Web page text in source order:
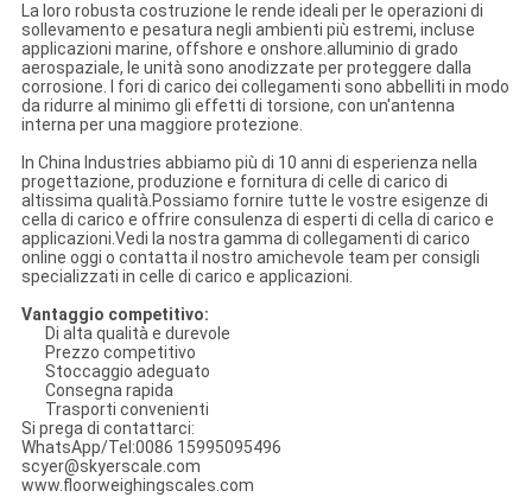
La loro robusta costruzione le rende ideali per le operazioni di
sollevamento e pesatura negli ambienti più estremi, incluse
applicazioni marine, offshore e onshore.alluminio di grado
aerospaziale, le unità sono anodizzate per proteggere dalla
corrosione. I fori di carico dei collegamenti sono abbelliti in modo
da ridurre al minimo gli effetti di torsione, con un'antenna
interna per una maggiore protezione.
In China Industries abbiamo più di 10 anni di esperienza nella
progettazione, produzione e fornitura di celle di carico di
altissima qualità.Possiamo fornire tutte le vostre esigenze di
cella di carico e offrire consulenza di esperti di cella di carico e
applicazioni.Vedi la nostra gamma di collegamenti di carico
online oggi o contatta il nostro amichevole team per consigli
specializzati in celle di carico e applicazioni.
Vantaggio competitivo:
Di alta qualità e durevole
Prezzo competitivo
Stoccaggio adeguato
Consegna rapida
Trasporti convenienti
Si prega di contattarci:
WhatsApp/Tel:0086 15995095496
scyer@skyerscale.com
www.floorweighingscales.com